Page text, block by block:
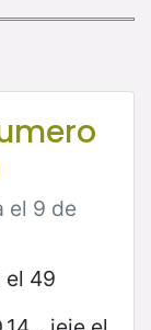
el 9 de
el 49